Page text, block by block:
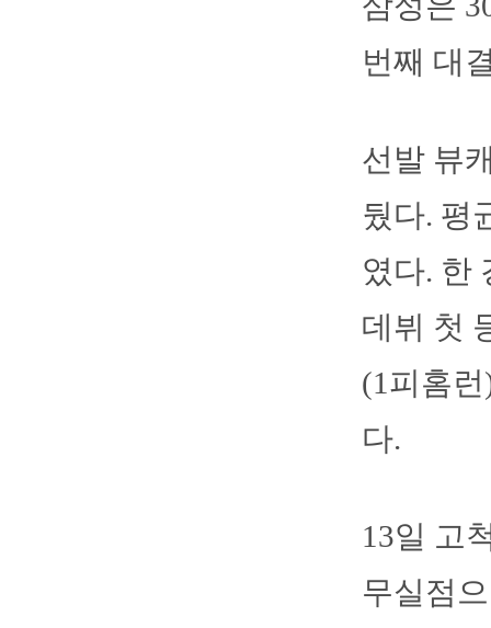
번째 대
선발 뷰
뒀다. 평
였다. 한
데뷔 첫
(1피홈
다.
13일 고
무실점